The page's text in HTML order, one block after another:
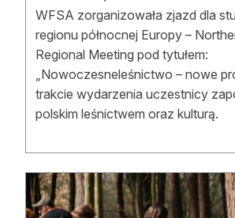
WFSA zorganizowała zjazd dla
regionu północnej Europy –
Regional Meeting pod tytułem:
„Nowoczesneleśnictwo – nowe
trakcie wydarzenia uczestnicy
polskim leśnictwem oraz kulturą.